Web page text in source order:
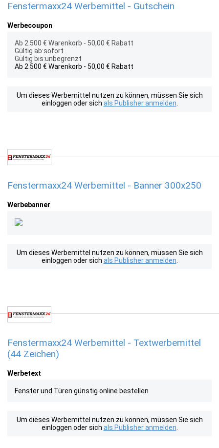
Fenstermaxx24 Werbemittel - Gutschein
Werbecoupon
Ab 2.500 € Warenkorb - 50,00 € Rabatt
Gültig ab:sofort
Gültig bis:unbegrenzt
Ab 2.500 € Warenkorb - 50,00 € Rabatt
Um dieses Werbemittel nutzen zu können, müssen Sie sich
einloggen oder sich als Publisher anmelden
Fenstermaxx24 Werbemittel - Banner 300x250
Werbebanner
Um dieses Werbemittel nutzen zu können, müssen Sie sich
einloggen oder sich als Publisher anmelden
Fenstermaxx24 Werbemittel - Textwerbemittel
(44 Zeichen)
Werbetext
Fenster und Türen günstig online bestellen
Um dieses Werbemittel nutzen zu können, müssen Sie sich
einloggen oder sich als Publisher anmelden